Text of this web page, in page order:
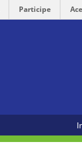
Participe